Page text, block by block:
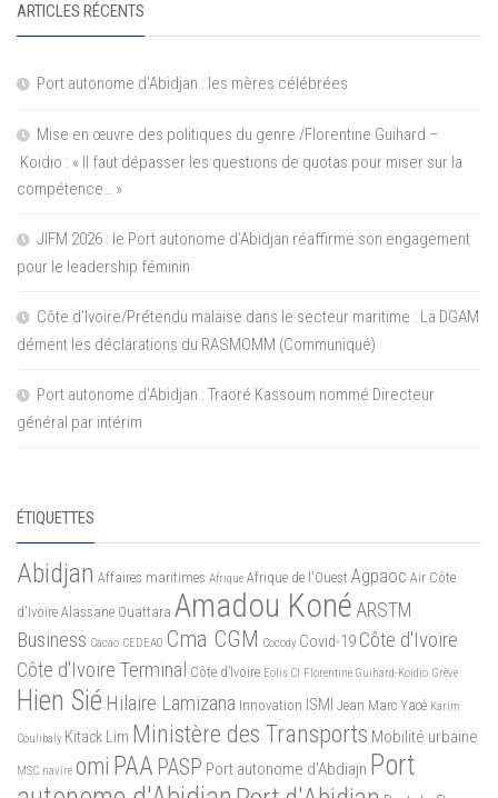
ARTICLES RÉCENTS
Port autonome d’Abidjan : les mères célébrées
Mise en œuvre des politiques du genre /Florentine Guihard –
Koidio : « Il faut dépasser les questions de quotas pour miser sur la
compétence… »
JIFM 2026 : le Port autonome d’Abidjan réaffirme son engagement
pour le leadership féminin
Côte d’Ivoire/Prétendu malaise dans le secteur maritime : La DGAM
dément les déclarations du RASMOMM (Communiqué)
Port autonome d’Abidjan : Traoré Kassoum nommé Directeur
général par intérim
ÉTIQUETTES
Abidjan Affaires maritimes Afrique Afrique de l'Ouest Agpaoc Air Côte
d'Ivoire Alassane Ouattara Amadou Koné ARSTM
Business Cacao CEDEAO Cma CGM Cocody Covid-19 Côte d'Ivoire
Côte d'Ivoire Terminal Côte d’Ivoire Eolis CI Florentine Guihard-Koidio Grève
Hien Sié Hilaire Lamizana Innovation ISMI Jean Marc Yacé Karim
Coulibaly Kitack Lim Ministère des Transports Mobilité urbaine
MSC navire omi PAA PASP Port autonome d'Abdiajn Port